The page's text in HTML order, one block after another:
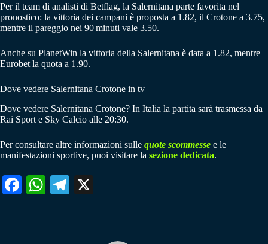
Per il team di analisti di Betflag, la Salernitana parte favorita nel
pronostico: la vittoria dei campani è proposta a 1.82, il Crotone a 3.75,
mentre il pareggio nei 90 minuti vale 3.50.
Anche su PlanetWin la vittoria della Salernitana è data a 1.82, mentre
Eurobet la quota a 1.90.
Dove vedere Salernitana Crotone in tv
Dove vedere Salernitana Crotone? In Italia la partita sarà trasmessa da
Rai Sport e Sky Calcio alle 20:30.
Per consultare altre informazioni sulle quote scommesse e le
manifestazioni sportive, puoi visitare la sezione dedicata.
Fa W
Te